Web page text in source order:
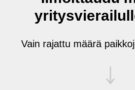
Vain rajattu määrä